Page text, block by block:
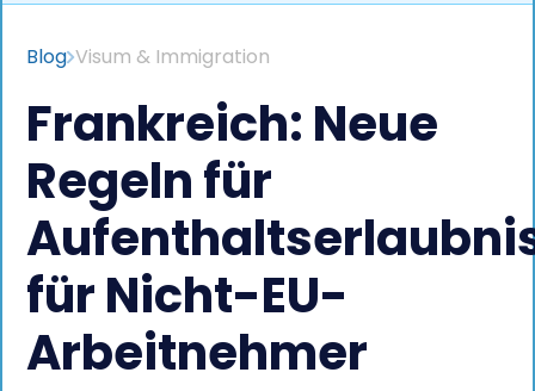
Blog Visum & Immigration
Frankreich: Neue
Regeln für
für Nicht-EU-
Arbeitnehmer